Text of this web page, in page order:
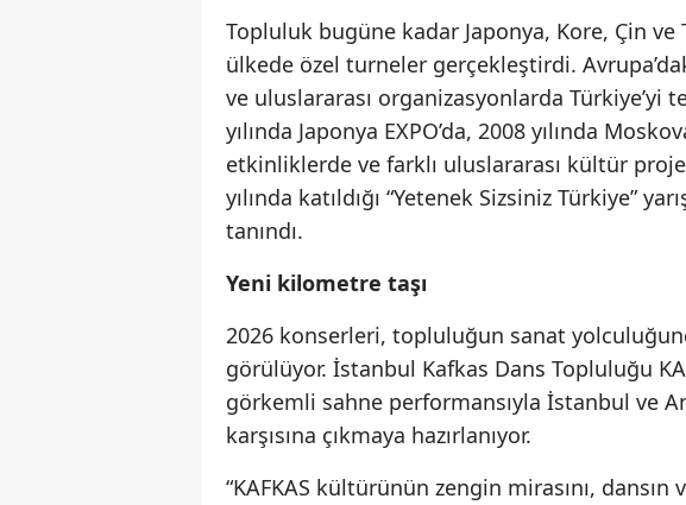
Topluluk bugüne kadar Japonya, Kore, Çin
ülkede özel turneler gerçekleştirdi.
ve uluslararası organizasyonlarda Türkiye’yi
yılında Japonya EXPO’da, 2008 yılında
etkinliklerde ve farklı uluslararası kültür
yılında katıldığı “Yetenek Sizsiniz Türkiye”
tanındı.
Yeni kilometre taşı
2026 konserleri, topluluğun sanat
görülüyor. İstanbul Kafkas Dans Topluluğu
görkemli sahne performansıyla İstanbul ve
karşısına çıkmaya hazırlanıyor.
“KAFKAS kültürünün zengin mirasını,